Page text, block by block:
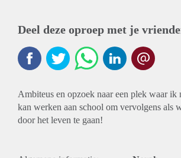
Deel deze oproep met je
Ambiteus en opzoek naar een plek waar ik
kan werken aan school om vervolgens als
door het leven te gaan!